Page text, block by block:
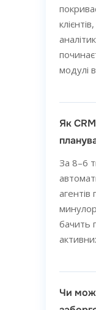
модулі
Як
За 8–6
агентів
бачить
Чи